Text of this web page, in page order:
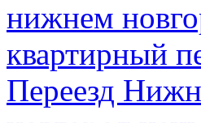
нижнем
квартирный
Переезд